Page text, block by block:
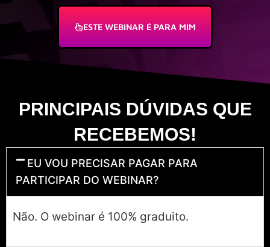
ESTE WEBINAR É PARA MIM
PRINCIPAIS DÚVIDAS QUE
RECEBEMOS!
EU VOU PRECISAR PAGAR PARA
PARTICIPAR DO WEBINAR?
Não. O webinar é 100% graduito.